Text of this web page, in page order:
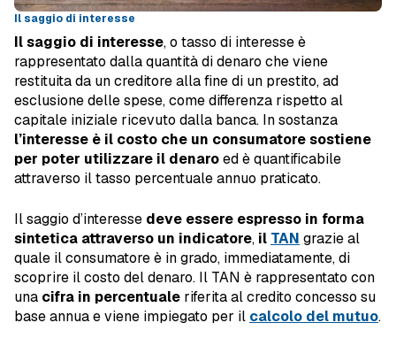
Il saggio di interesse
Il saggio di interesse, o tasso di interesse è
rappresentato dalla quantità di denaro che viene
restituita da un creditore alla fine di un prestito, ad
esclusione delle spese, come differenza rispetto al
capitale iniziale ricevuto dalla banca. In sostanza
l’interesse è il costo che un consumatore sostiene
per poter utilizzare il denaroed è quantificabile
attraverso il tasso percentuale annuo praticato.
Il saggio d’interesse deve essere espresso in forma
sintetica attraverso un indicatore, il TAN grazie al
quale il consumatore è in grado, immediatamente, di
scoprire il costo del denaro. Il TAN è rappresentato con
una cifra in percentuale riferita al credito concesso su
base annua e viene impiegato per il calcolo del mutuo.